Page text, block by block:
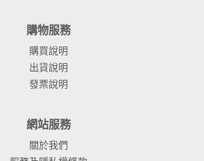
購物服務
購買說明
出貨說明
發票說明
網站服務
關於我們